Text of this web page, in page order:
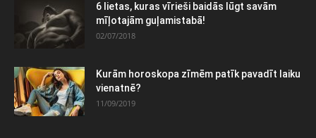
6 lietas, kuras vīrieši baidās lūgt savām
mīļotajām guļamistabā!
02/07/2018
Kurām horoskopa zīmēm patīk pavadīt laiku
vienatnē?
11/09/2019